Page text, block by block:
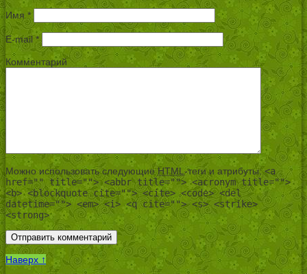
Имя*
E-mail*
Комментарий
Можно использовать следующиеHTML-теги и атрибуты:<a
href="" title=""> <abbr title=""> <acronym title="">
<b> <blockquote cite=""> <cite> <code> <del
datetime=""> <em> <i> <q cite=""> <s> <strike>
<strong>
Наверх ↑